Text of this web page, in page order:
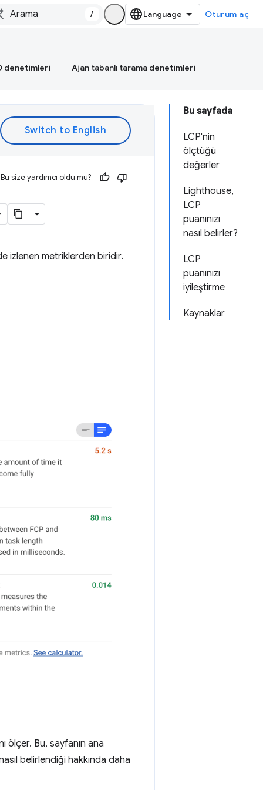
/ Oturum aç
denetimleri Ajan tabanlı tarama denetimleri
Bu sayfada
LCP'nin
ölçtüğü
değerler
Lighthouse,
LCP
puanınızı
nasıl belirler?
LCP
puanınızı
iyileştirme
Kaynaklar
Bu size yardımcı oldu mu?
izlenen metriklerden biridir.
ölçer. Bu, sayfanın ana
belirlendiği hakkında daha